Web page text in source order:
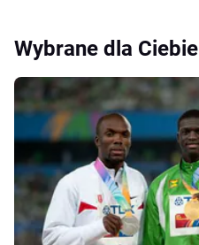
Wybrane dla Ciebie